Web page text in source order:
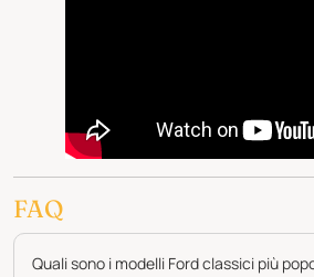
FAQ
Quali sono i modelli Ford classici più